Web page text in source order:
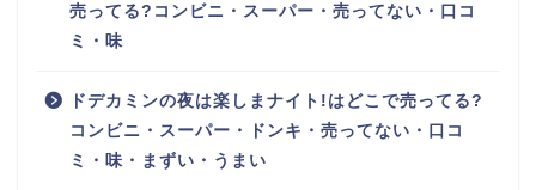
売ってる?コンビニ・スーパー・売ってない・口コ
ミ・味
ドデカミンの夜は楽しまナイト!はどこで売ってる?
コンビニ・スーパー・ドンキ・売ってない・口コ
ミ・味・まずい・うまい